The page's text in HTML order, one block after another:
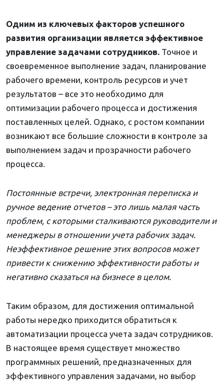
Одним из ключевых факторов успешного
развития организации является эффективное
управление задачами сотрудников. Точное и
своевременное выполнение задач, планирование
рабочего времени, контроль ресурсов и учет
результатов – все это необходимо для
оптимизации рабочего процесса и достижения
поставленных целей. Однако, с ростом компании
возникают все большие сложности в контроле за
выполнением задач и прозрачности рабочего
процесса.
Постоянные встречи, электронная переписка и
ручное ведение отчетов – это лишь малая часть
проблем, с которыми сталкиваются руководители и
менеджеры в отношении учета рабочих задач.
Неэффективное решение этих вопросов может
привести к снижению эффективности работы и
негативно сказаться на бизнесе в целом.
Таким образом, для достижения оптимальной
работы нередко приходится обратиться к
автоматизации процесса учета задач сотрудников.
В настоящее время существует множество
программных решений, предназначенных для
эффективного управления задачами, но выбор